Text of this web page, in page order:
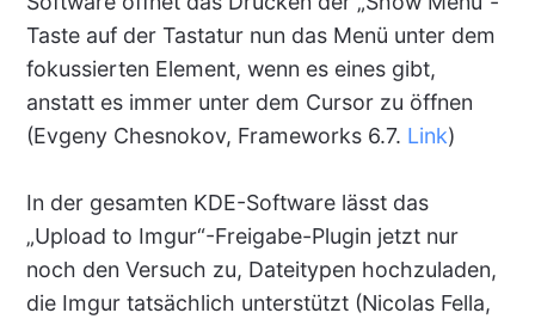
Taste auf der Tastatur nun das Menü unter dem
fokussierten Element, wenn es eines gibt,
anstatt es immer unter dem Cursor zu öffnen
(Evgeny Chesnokov, Frameworks 6.7. Link)
In der gesamten KDE-Software lässt das
„Upload to Imgur“-Freigabe-Plugin jetzt nur
noch den Versuch zu, Dateitypen hochzuladen,
die Imgur tatsächlich unterstützt (Nicolas Fella,